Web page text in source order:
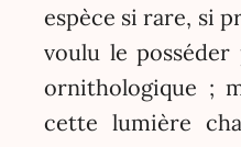
espèce si rare, si
voulu le
ornithologique ;
cette lumière